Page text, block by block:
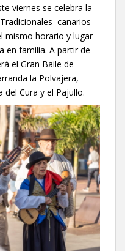
viernes se celebra la
canarios
mismo horario y lugar
en familia. A partir de
el Gran Baile de
la Polvajera,
del Cura y el Pajullo.